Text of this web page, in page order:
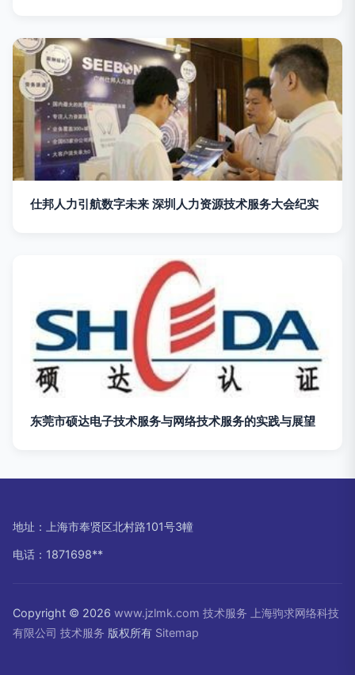
仕邦人力引航数字未来 深圳人力资源技术服务大会纪实
东莞市硕达电子技术服务与网络技术服务的实践与展望
地址：上海市奉贤区北村路101号3幢
电话：1871698**
Copyright © 2026 www.jzlmk.com 技术服务
上海驹求网络科技
有限公司 技术服务 版权所有 Sitemap